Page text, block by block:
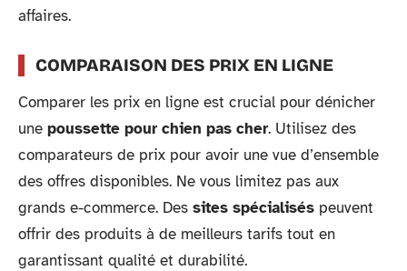
affaires.
COMPARAISON DES PRIX EN LIGNE
Comparer les prix en ligne est crucial pour dénicher
une poussette pour chien pas cher. Utilisez des
comparateurs de prix pour avoir une vue d’ensemble
des offres disponibles. Ne vous limitez pas aux
grands e-commerce. Des sites spécialisés peuvent
offrir des produits à de meilleurs tarifs tout en
garantissant qualité et durabilité.